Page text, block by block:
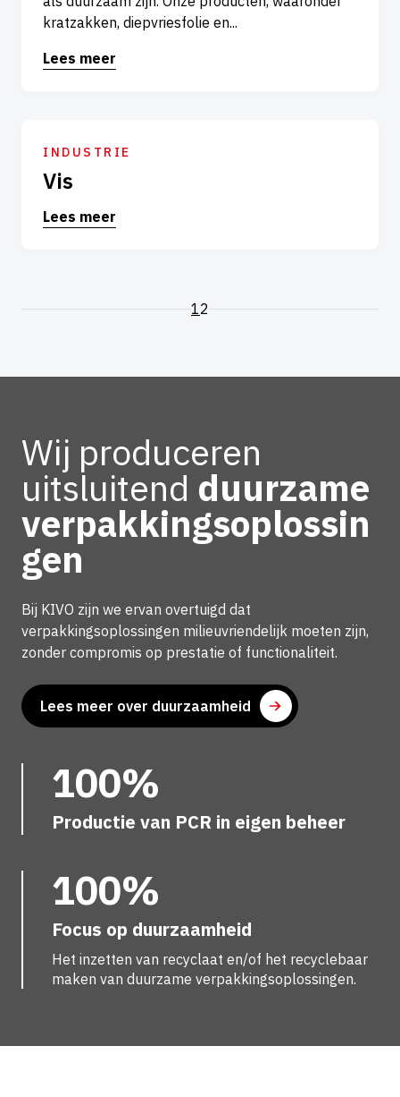
kratzakken, diepvriesfolie en...
Lees meer
INDUSTRIE
Vis
Lees meer
12
Wij produceren
uitsluitend duurzame
verpakkingsoplossin
gen
Bij KIVO zijn we ervan overtuigd dat
verpakkingsoplossingen milieuvriendelijk moeten zijn,
zonder compromis op prestatie of functionaliteit.
Lees meer over duurzaamheid
100%
Productie van PCR in eigen beheer
100%
Focus op duurzaamheid
Het inzetten van recyclaat en/of het recyclebaar
maken van duurzame verpakkingsoplossingen.